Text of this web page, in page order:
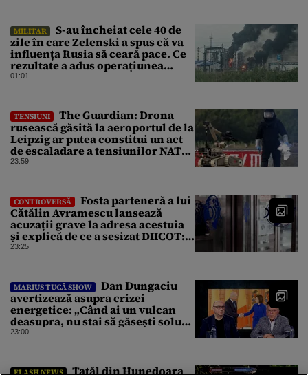
MILITAR
S-au încheiat cele 40 de
zile în care Zelenski a spus că va
influența Rusia să ceară pace. Ce
rezultate a adus operațiunea
Kievului
01:01
TENSIUNI
The Guardian: Drona
rusească găsită la aeroportul de la
Leipzig ar putea constitui un act
de escaladare a tensiunilor NATO-
Rusia
23:59
CONTROVERSĂ
Fosta parteneră a lui
Cătălin Avramescu lansează
acuzații grave la adresa acestuia
și explică de ce a sesizat DIICOT:
„Făcea baie complet dezbrăcat cu
23:25
MARIUS TUCĂ SHOW
Dan Dungaciu
avertizează asupra crizei
energetice: „Când ai un vulcan
deasupra, nu stai să găsești soluții
cu leucoplast”
23:00
FLASH NEWS
Tatăl din Hunedoara